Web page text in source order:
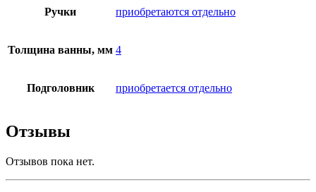
Ручки приобретаются отдельно
Толщина ванны, мм 4
Подголовник приобретается отдельно
Отзывы
Отзывов пока нет.